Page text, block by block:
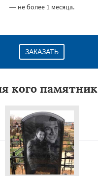
— не более 1 месяца.
ЗАКАЗАТЬ
кого памятник